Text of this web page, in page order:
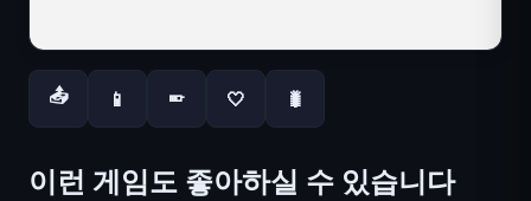
📤 📱 📱 🤍 🐛
이런 게임도 좋아하실 수 있습니다